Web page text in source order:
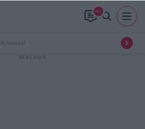
99+
newsa!